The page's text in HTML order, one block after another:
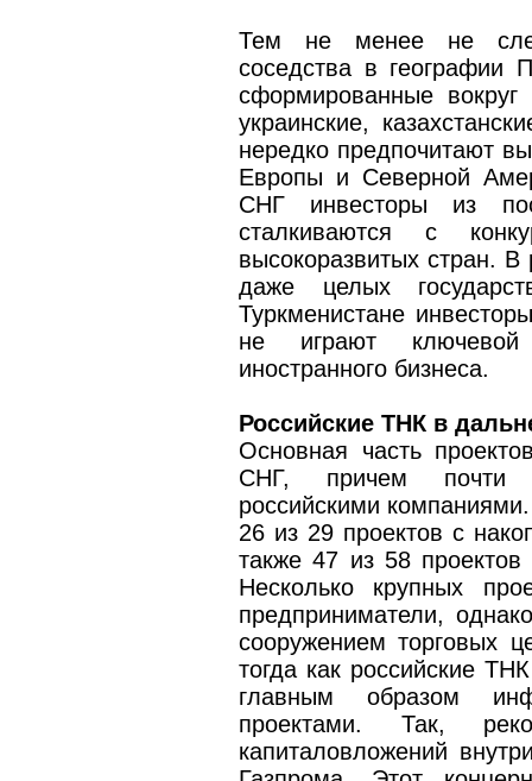
Тем не менее не
соседства в
сформированные вокруг
украинские,
нередко предпочитают
Европы и Северной
СНГ инвесторы из
сталкиваются с
высокоразвитых стран. В
даже целых
Туркменистане
не играют ключевой
иностранного бизнеса.
Российские ТНК в
Основная часть
СНГ, причем почти
российскими
26 из 29 проектов с
также 47 из 58
Несколько крупных
предприниматели,
сооружением торговых
тогда как российские
главным образом
проектами. Так,
капиталовложений